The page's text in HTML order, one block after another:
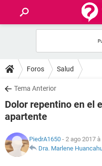
FORUMS
SALUD
FAMILIA
NUTRICIÓN
Foros Salud
Tema Anterior
Dolor repentino en el
apartente
PiedrA1650 - 2 ago 2017 à
Dra. Marlene